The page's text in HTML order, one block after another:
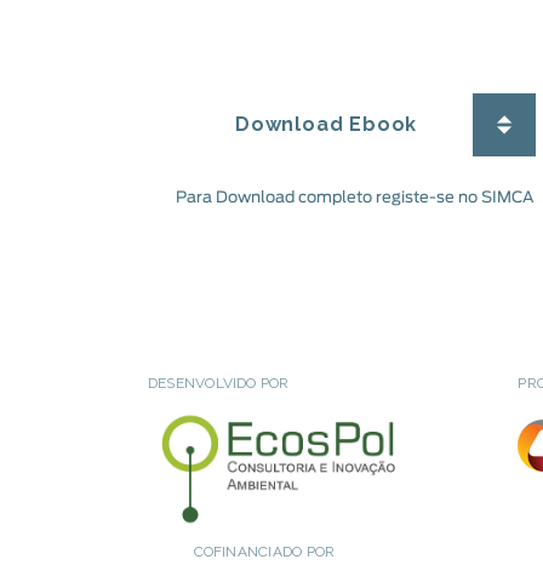
Download Ebook
Para Download completo registe-se no SIMCA
DESENVOLVIDO POR
COFINANCIADO POR